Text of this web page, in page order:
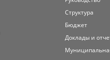
Структура
Бюджет
Доклады и